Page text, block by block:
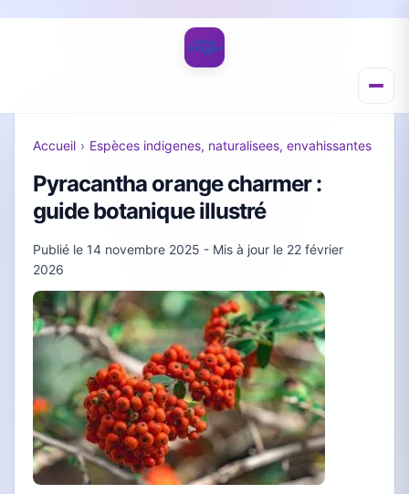
Accueil › Espèces indigenes, naturalisees, envahissantes
Pyracantha orange charmer :
guide botanique illustré
Publié le 14 novembre 2025 - Mis à jour le 22 février
2026